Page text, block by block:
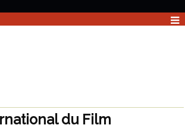
du Film